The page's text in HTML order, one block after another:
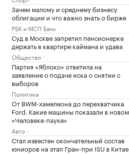
Зачем малому и среднему бизнесу
облигации и что важно знать о бирже
РБК и МСП Банк
Суд в Москве запретил пенсионерке
держать в квартире каймана и удава
Общество
Партия «Яблоко» ответила на
заявление о подаче иска о снятии с
выборов
Политика
От BWM-хамелеона до перехватчика
Ford. Какие машины показали в новом
«Человеке-пауке»
Авто
Стал известен окончательный состав
юниоров на этап Гран-при ISU в Китае